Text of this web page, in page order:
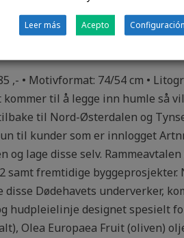
film
,- • Motivformat: 74/54 cm •
til å legge inn humle så
til Nord-Østerdalen og
til kunder som er innlogget
lage disse selv.
samt fremtidige
Dødehavets underverker,
hudpleielinje designet spesielt
Olea Europaea Fruit (oliven)
Leer más Acepto